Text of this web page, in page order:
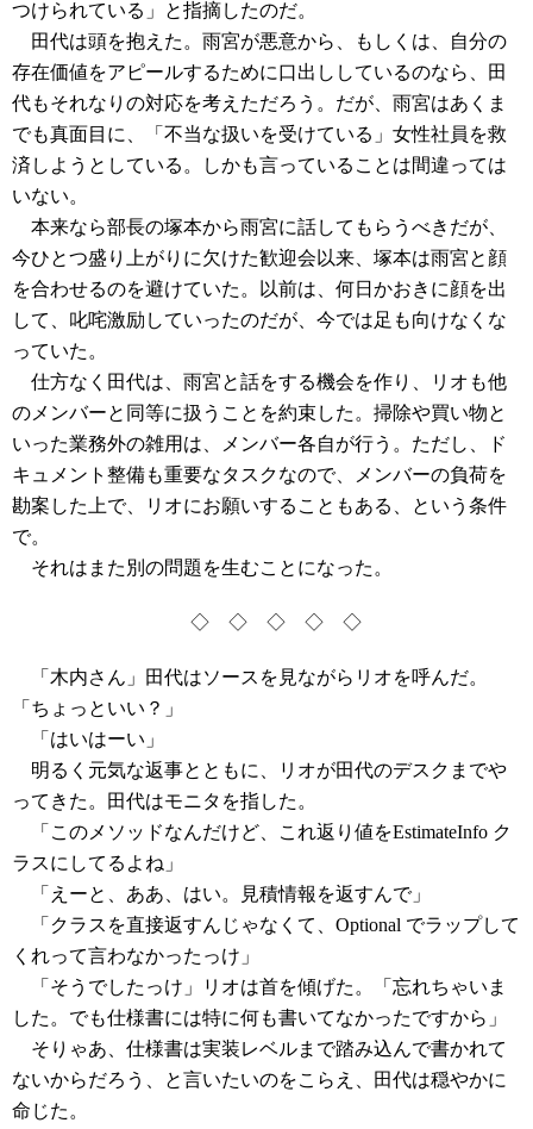
つけられている」と指摘したのだ。
田代は頭を抱えた。雨宮が悪意から、もしくは、自分の
存在価値をアピールするために口出ししているのなら、田
代もそれなりの対応を考えただろう。だが、雨宮はあくま
でも真面目に、「不当な扱いを受けている」女性社員を救
済しようとしている。しかも言っていることは間違っては
いない。
本来なら部長の塚本から雨宮に話してもらうべきだが、
今ひとつ盛り上がりに欠けた歓迎会以来、塚本は雨宮と顔
を合わせるのを避けていた。以前は、何日かおきに顔を出
して、叱咤激励していったのだが、今では足も向けなくな
っていた。
仕方なく田代は、雨宮と話をする機会を作り、リオも他
のメンバーと同等に扱うことを約束した。掃除や買い物と
いった業務外の雑用は、メンバー各自が行う。ただし、ド
キュメント整備も重要なタスクなので、メンバーの負荷を
勘案した上で、リオにお願いすることもある、という条件
で。
それはまた別の問題を生むことになった。
◇ ◇ ◇ ◇ ◇
「木内さん」田代はソースを見ながらリオを呼んだ。
「ちょっといい？」
「はいはーい」
明るく元気な返事とともに、リオが田代のデスクまでや
ってきた。田代はモニタを指した。
「このメソッドなんだけど、これ返り値をEstimateInfo ク
ラスにしてるよね」
「えーと、ああ、はい。見積情報を返すんで」
「クラスを直接返すんじゃなくて、Optional でラップして
くれって言わなかったっけ」
「そうでしたっけ」リオは首を傾げた。「忘れちゃいま
した。でも仕様書には特に何も書いてなかったですから」
そりゃあ、仕様書は実装レベルまで踏み込んで書かれて
ないからだろう、と言いたいのをこらえ、田代は穏やかに
命じた。